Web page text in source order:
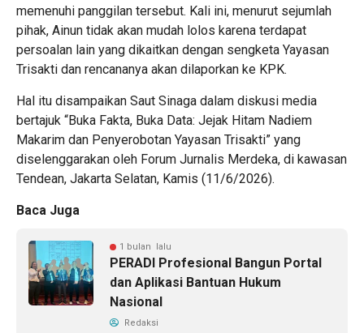
memenuhi panggilan tersebut. Kali ini, menurut sejumlah
pihak, Ainun tidak akan mudah lolos karena terdapat
persoalan lain yang dikaitkan dengan sengketa Yayasan
Trisakti dan rencananya akan dilaporkan ke KPK.
Hal itu disampaikan Saut Sinaga dalam diskusi media
bertajuk “Buka Fakta, Buka Data: Jejak Hitam Nadiem
Makarim dan Penyerobotan Yayasan Trisakti” yang
diselenggarakan oleh Forum Jurnalis Merdeka, di kawasan
Tendean, Jakarta Selatan, Kamis (11/6/2026).
Baca Juga
1 bulan lalu
PERADI Profesional Bangun Portal
dan Aplikasi Bantuan Hukum
Nasional
Redaksi